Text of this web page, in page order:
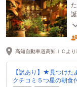
高知自動車道高知ＩＣよ
【訳あり】★見つけた
クチコミ５つ星の朝食